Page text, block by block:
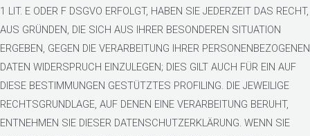
1 LIT. E ODER F DSGVO ERFOLGT, HABEN SIE JEDERZEIT DAS RECHT,
AUS GRÜNDEN, DIE SICH AUS IHRER BESONDEREN SITUATION
ERGEBEN, GEGEN DIE VERARBEITUNG IHRER PERSONENBEZOGENEN
DATEN WIDERSPRUCH EINZULEGEN; DIES GILT AUCH FÜR EIN AUF
DIESE BESTIMMUNGEN GESTÜTZTES PROFILING. DIE JEWEILIGE
RECHTSGRUNDLAGE, AUF DENEN EINE VERARBEITUNG BERUHT,
ENTNEHMEN SIE DIESER DATENSCHUTZERKLÄRUNG. WENN SIE